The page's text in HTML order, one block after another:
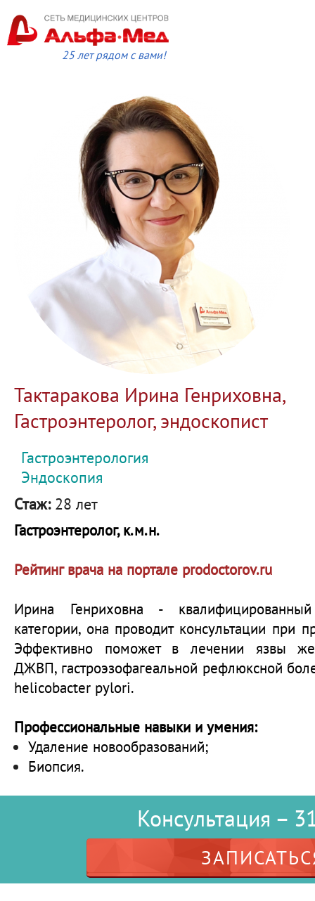
25 лет рядом с вами!
Тактаракова Ирина Генриховна,
Гастроэнтеролог, эндоскопист
Гастроэнтерология
Эндоскопия
Стаж: 28 лет
Гастроэнтеролог, к.м.н.
Рейтинг врача на портале prodoctorov.ru
Ирина Генриховна -
категории, она проводит консультации при
Эффективно поможет в лечении язвы
ДЖВП, гастроэзофагеальной рефлюксной
helicobacter pylori.
Профессиональные навыки и умения:
Удаление новообразований;
Биопсия.
Консультация –